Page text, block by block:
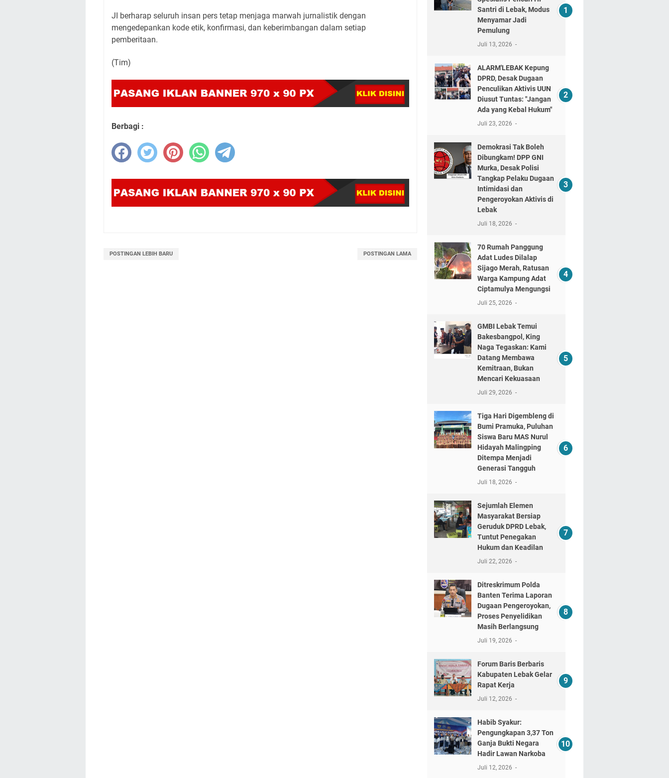
JI berharap seluruh insan pers tetap menjaga marwah jurnalistik dengan
mengedepankan kode etik, konfirmasi, dan keberimbangan dalam setiap
pemberitaan.
(Tim)
Berbagi :
POSTINGAN LEBIH BARU POSTINGAN LAMA
Santri di Lebak, Modus
Menyamar Jadi
Pemulung
Juli 13, 2026
ALARM'LEBAK Kepung
DPRD, Desak Dugaan
Penculikan Aktivis UUN
Diusut Tuntas: "Jangan
Ada yang Kebal Hukum"
Juli 23, 2026
Demokrasi Tak Boleh
Dibungkam! DPP GNI
Murka, Desak Polisi
Tangkap Pelaku Dugaan
Intimidasi dan
Pengeroyokan Aktivis di
Lebak
Juli 18, 2026
70 Rumah Panggung
Adat Ludes Dilalap
Sijago Merah, Ratusan
Warga Kampung Adat
Ciptamulya Mengungsi
Juli 25, 2026
GMBI Lebak Temui
Bakesbangpol, King
Naga Tegaskan: Kami
Datang Membawa
Kemitraan, Bukan
Mencari Kekuasaan
Juli 29, 2026
Tiga Hari Digembleng di
Bumi Pramuka, Puluhan
Siswa Baru MAS Nurul
Hidayah Malingping
Ditempa Menjadi
Generasi Tangguh
Juli 18, 2026
Sejumlah Elemen
Masyarakat Bersiap
Geruduk DPRD Lebak,
Tuntut Penegakan
Hukum dan Keadilan
Juli 22, 2026
Ditreskrimum Polda
Banten Terima Laporan
Dugaan Pengeroyokan,
Proses Penyelidikan
Masih Berlangsung
Juli 19, 2026
Forum Baris Berbaris
Kabupaten Lebak Gelar
Rapat Kerja
Juli 12, 2026
​Habib Syakur:
Pengungkapan 3,37 Ton
Ganja Bukti Negara
Hadir Lawan Narkoba
Juli 12, 2026